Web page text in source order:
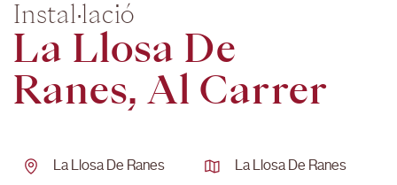
Instal·lació
La Llosa De
Ranes, Al Carrer
La Llosa De Ranes La Llosa De Ranes